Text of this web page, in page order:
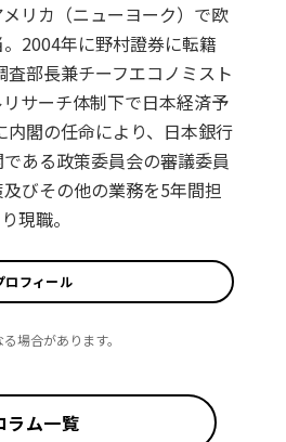
リカ（ニューヨーク）で欧
2004年に野村證券に転籍
査部長兼チーフエコノミスト
サーチ体制下で日本経済予
閣の任命により、日本銀行
ある政策委員会の審議委員
びその他の業務を5年間担
現職。
ロフィール
場合があります。
ラム一覧